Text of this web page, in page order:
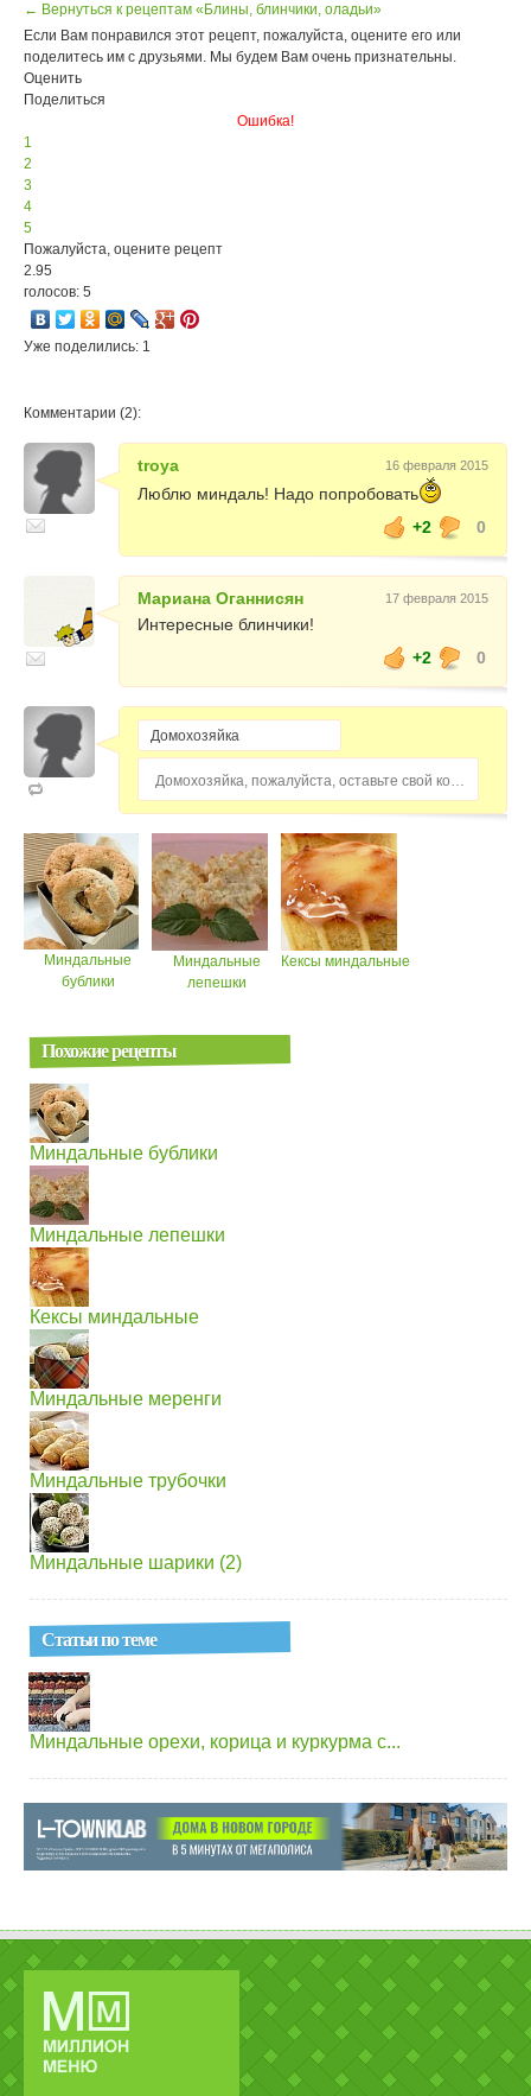
← Вернуться к рецептам «Блины, блинчики, оладьи»
Если Вам понравился этот рецепт, пожалуйста, оцените его или
поделитесь им с друзьями. Мы будем Вам очень признательны.
Оценить
Поделиться
Ошибка!
1
2
3
4
5
Пожалуйста, оцените рецепт
2.95
голосов: 5
Уже поделились: 1
Комментарии (2):
troya 16 февраля 2015
Люблю миндаль! Надо попробовать
+2
0
Мариана Оганнисян 17 февраля 2015
Интересные блинчики!
+2
0
Домохозяйка, пожалуйста, оставьте свой комментарий...
Миндальные
бублики
Миндальные
лепешки
Кексы миндальные
Похожие рецепты
Миндальные бублики
Миндальные лепешки
Кексы миндальные
Миндальные меренги
Миндальные трубочки
Миндальные шарики (2)
Статьи по теме
Миндальные орехи, корица и куркурма с...